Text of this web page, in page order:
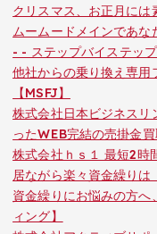
クリスマス、お正月に
ムームードメインであ
- - ステップバイステッ
他社からの乗り換え専
【MSFJ】
株式会社日本ビジネスリ
ったWEB完結の売掛金
株式会社ｈｓ１ 最短2時
居ながら楽々資金繰りは
資金繰りにお悩みの方
ィング】